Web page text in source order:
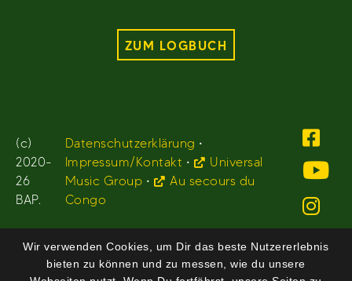
ZUM LOGBUCH
(c)
2020-
26
BAP.
Datenschutzerklärung •
Impressum/Kontakt •
Universal
Music Group •
Au secours du
Congo
Wir verwenden Cookies, um Dir das beste Nutzererlebnis
bieten zu können und zu messen, wie du unsere